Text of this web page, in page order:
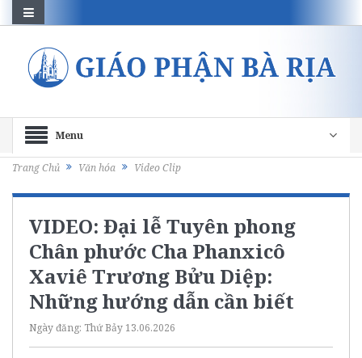
Menu
Trang Chủ Văn hóa Video Clip
VIDEO: Đại lễ Tuyên phong
Chân phước Cha Phanxicô
Xaviê Trương Bửu Diệp:
Những hướng dẫn cần biết
Ngày đăng: Thứ Bảy 13.06.2026